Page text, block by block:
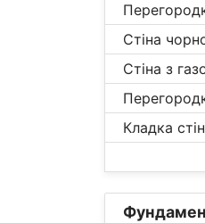
Стіна
Стіна з
Кладка